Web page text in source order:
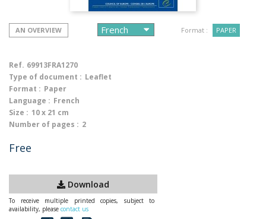
AN OVERVIEW Format : PAPER
Ref. 69913FRA1270
Type of document : Leaflet
Format : Paper
Language : French
Size : 10 x 21 cm
Number of pages : 2
Free
Download
To receive multiple printed copies, subject to
availability, please contact us